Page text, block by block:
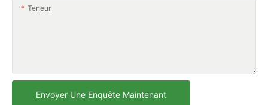
Teneur
Envoyer Une Enquête Maintenant